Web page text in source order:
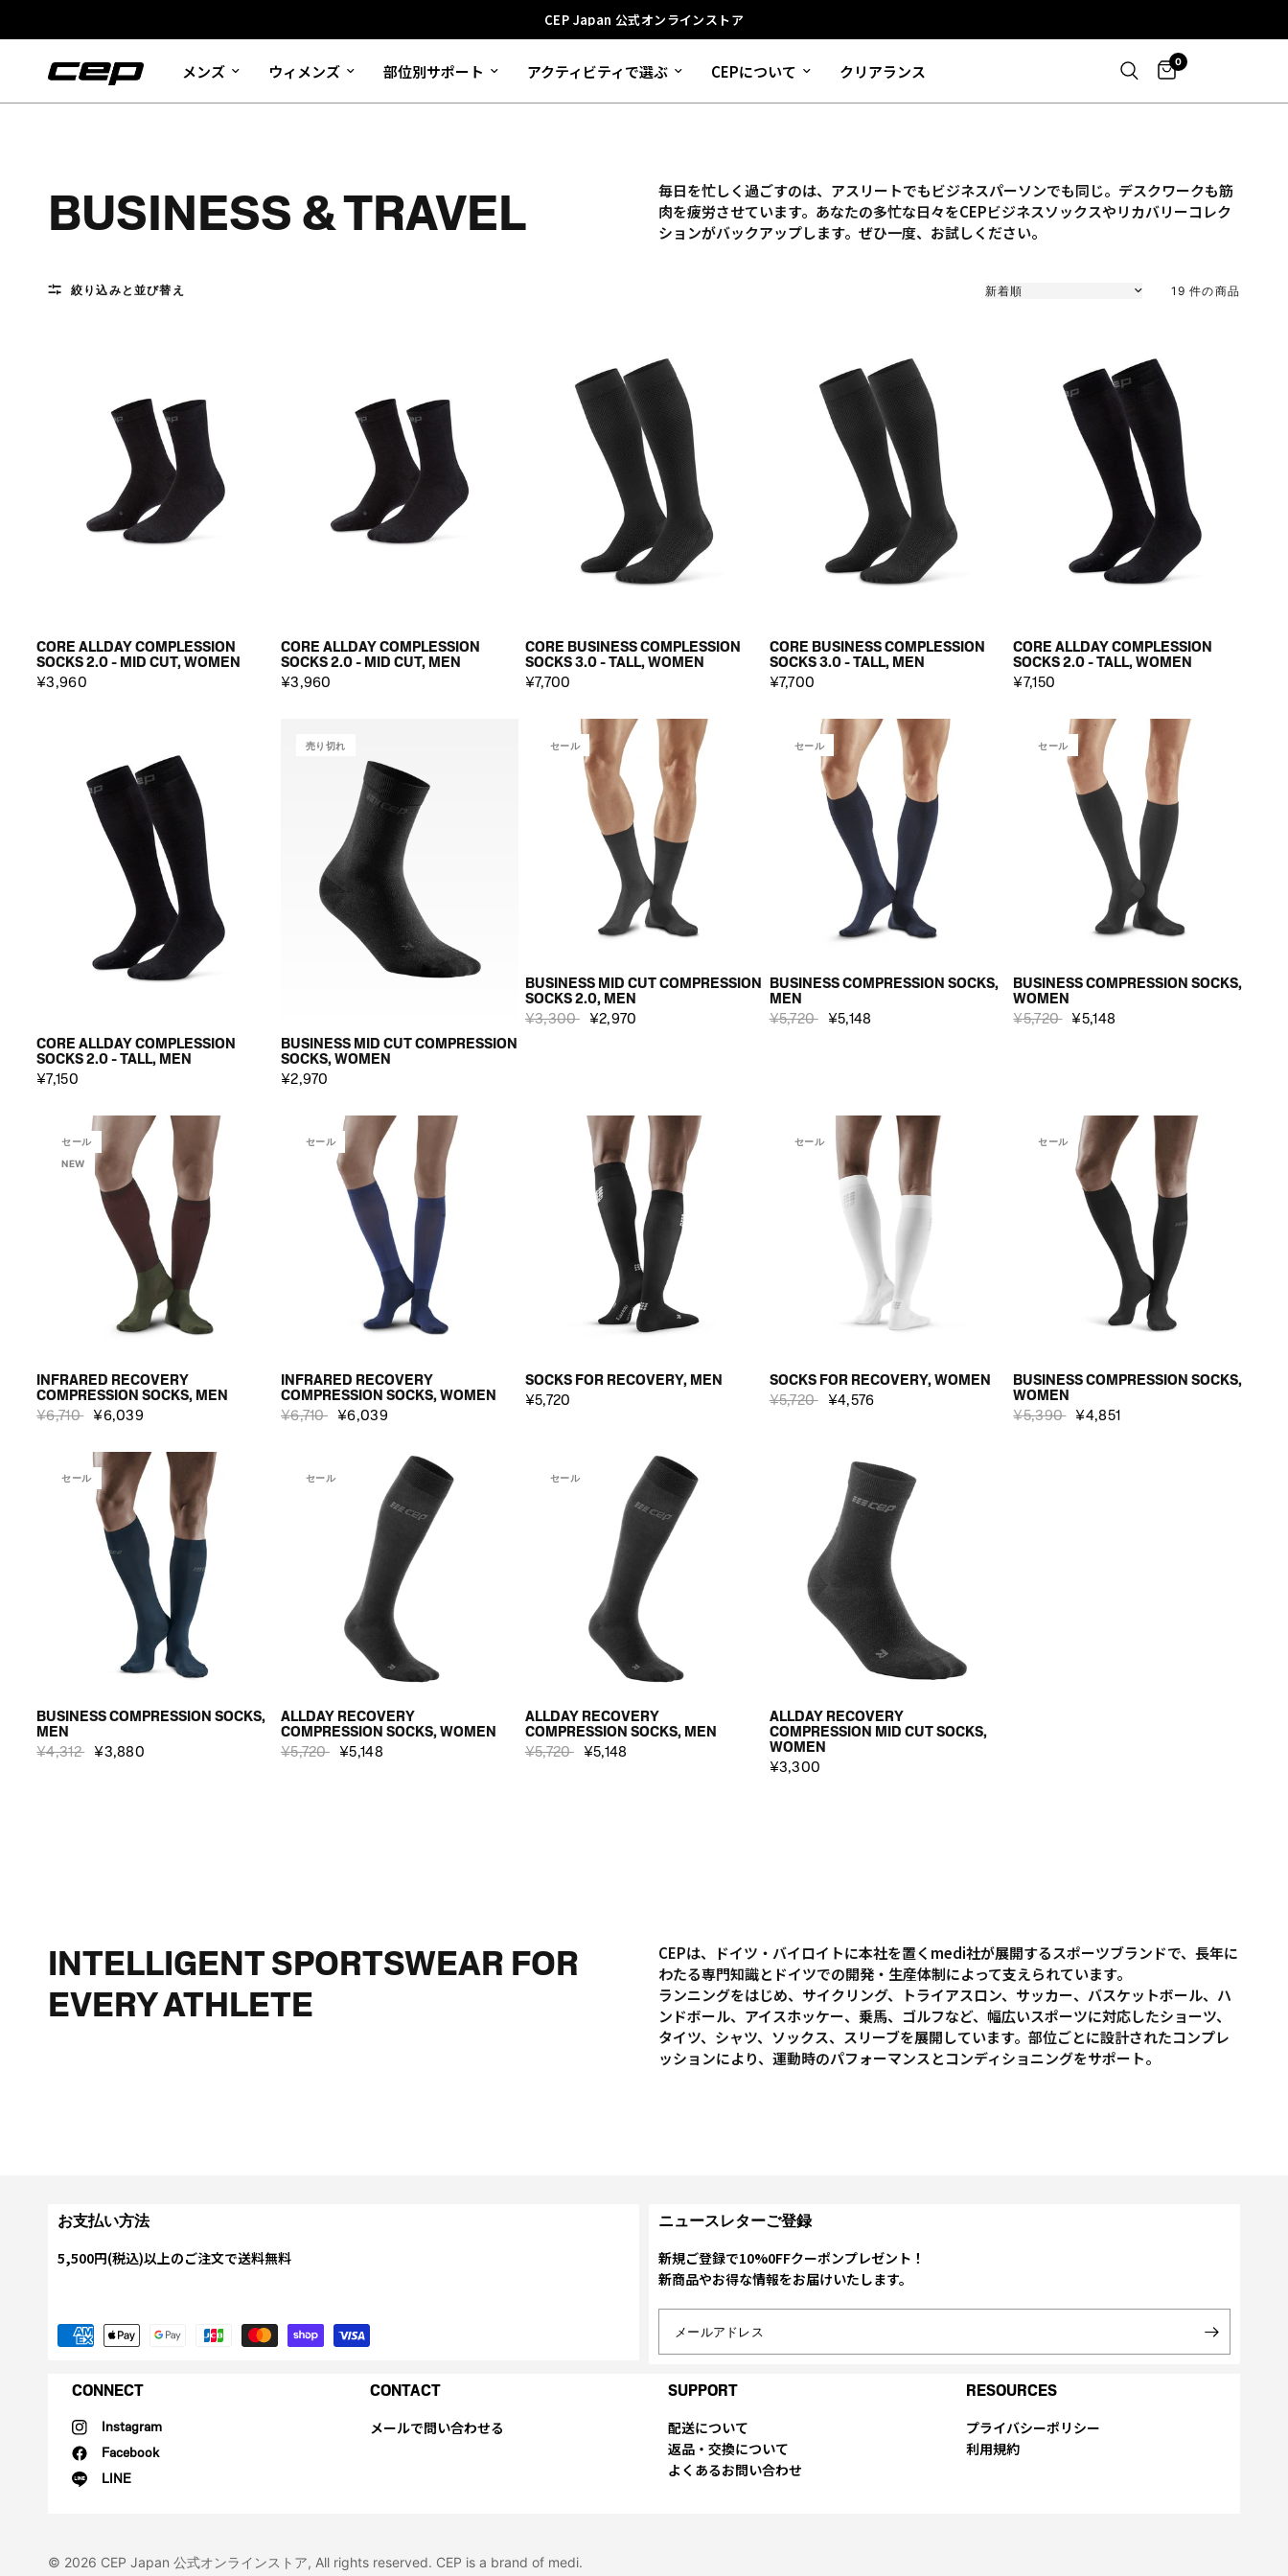
CEP Japan 公式オンラインストア
メンズ ウィメンズ 部位別サポート アクティビティで選ぶ CEPについて クリアランス 0
BUSINESS & TRAVEL
毎日を忙しく過ごすのは、アスリートでもビジネスパーソンでも同じ。デスクワークも筋
肉を疲労させています。あなたの多忙な日々をCEPビジネスソックスやリカバリーコレク
ションがバックアップします。ぜひ一度、お試しください。
絞り込みと並び替え 並び替え 19 件の商品
CORE ALLDAY COMPLESSION
SOCKS 2.0 - MID CUT, WOMEN
¥3,960
CORE ALLDAY COMPLESSION
SOCKS 2.0 - MID CUT, MEN
¥3,960
CORE BUSINESS COMPLESSION
SOCKS 3.0 - TALL, WOMEN
¥7,700
CORE BUSINESS COMPLESSION
SOCKS 3.0 - TALL, MEN
¥7,700
CORE ALLDAY COMPLESSION
SOCKS 2.0 - TALL, WOMEN
¥7,150
CORE ALLDAY COMPLESSION
SOCKS 2.0 - TALL, MEN
¥7,150
売り切れ
BUSINESS MID CUT COMPRESSION
SOCKS, WOMEN
¥2,970
セール
BUSINESS MID CUT COMPRESSION
SOCKS 2.0, MEN
¥3,300
¥2,970
セール
BUSINESS COMPRESSION SOCKS,
MEN
¥5,720
¥5,148
セール
BUSINESS COMPRESSION SOCKS,
WOMEN
¥5,720 ¥5,148
セール
NEW
INFRARED RECOVERY
COMPRESSION SOCKS, MEN
¥6,710 ¥6,039
セール
INFRARED RECOVERY
COMPRESSION SOCKS, WOMEN
¥6,710
¥6,039
SOCKS FOR RECOVERY, MEN
¥5,720
セール
SOCKS FOR RECOVERY, WOMEN
¥5,720
¥4,576
セール
BUSINESS COMPRESSION SOCKS,
WOMEN
¥5,390 ¥4,851
セール
BUSINESS COMPRESSION SOCKS,
MEN
¥4,312 ¥3,880
セール
ALLDAY RECOVERY
COMPRESSION SOCKS, WOMEN
¥5,720
¥5,148
セール
ALLDAY RECOVERY
COMPRESSION SOCKS, MEN
¥5,720
¥5,148
ALLDAY RECOVERY
COMPRESSION MID CUT SOCKS,
WOMEN
¥3,300
INTELLIGENT SPORTSWEAR FOR
EVERY ATHLETE
CEPは、ドイツ・バイロイトに本社を置くmedi社が展開するスポーツブランドで、長年に
わたる専門知識とドイツでの開発・生産体制によって支えられています。
ランニングをはじめ、サイクリング、トライアスロン、サッカー、バスケットボール、ハ
ンドボール、アイスホッケー、乗馬、ゴルフなど、幅広いスポーツに対応したショーツ、
タイツ、シャツ、ソックス、スリーブを展開しています。部位ごとに設計されたコンプレ
ッションにより、運動時のパフォーマンスとコンディショニングをサポート。
お支払い方法
5,500円(税込)以上のご注文で送料無料
ニュースレターご登録
新規ご登録で10%0FFクーポンプレゼント！
新商品やお得な情報をお届けいたします。
メールアドレス
CONNECT
Instagram
Facebook
LINE
CONTACT
メールで問い合わせる
SUPPORT
配送について
返品・交換について
よくあるお問い合わせ
RESOURCES
プライバシーポリシー
利用規約
© 2026 CEP Japan 公式オンラインストア, All rights reserved. CEP is a brand of medi.